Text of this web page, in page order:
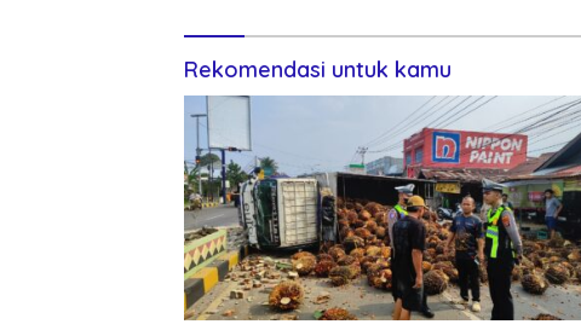
Rekomendasi untuk kamu